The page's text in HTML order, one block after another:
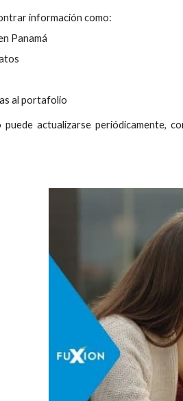
información como:
Panamá
al portafolio
actualizarse periódicamente,